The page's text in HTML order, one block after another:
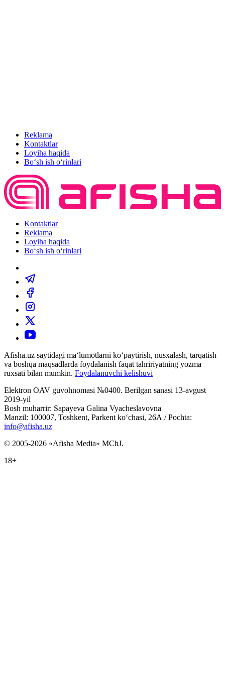
Reklama
Kontaktlar
Loyiha haqida
Bo‘sh ish o‘rinlari
Kontaktlar
Reklama
Loyiha haqida
Bo‘sh ish o‘rinlari
Afisha.uz saytidagi ma‘lumotlarni ko‘paytirish, nusxalash, tarqatish
va boshqa maqsadlarda foydalanish faqat tahririyatning yozma
ruxsati bilan mumkin. Foydalanuvchi kelishuvi
Elektron OAV guvohnomasi №0400. Berilgan sanasi 13-avgust
2019-yil
Bosh muharrir: Sapayeva Galina Vyacheslavovna
Manzil: 100007, Toshkent, Parkent ko‘chasi, 26А / Pochta:
info@afisha.uz
© 2005-2026 «Afisha Media» MChJ.
18+